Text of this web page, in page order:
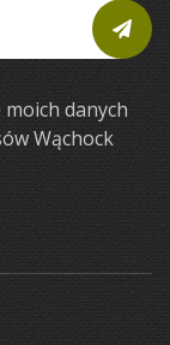
danych
Wąchock